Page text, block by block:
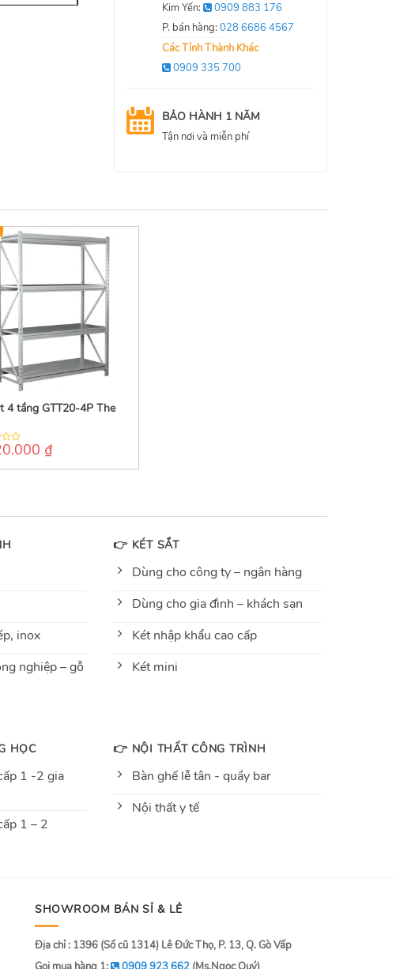
Kim Yến:
0909 883 176
P. bán hàng: 028 6686 4567
Các Tỉnh Thành Khác
0909 335 700
BẢO HÀNH 1 NĂM
Tận nơi và miễn phí
4 tầng GTT20-4P The
₫
inox
nghiệp – gỗ
👉 KÉT SẮT
Dùng cho công ty – ngân hàng
Dùng cho gia đình – khách sạn
Két nhập khẩu cao cấp
Két mini
HỌC
1 -2 gia
1 – 2
👉 NỘI THẤT CÔNG TRÌNH
Bàn ghế lễ tân - quầy bar
Nội thất y tế
SHOWROOM BÁN SỈ & LẺ
Địa chỉ : 1396 (Số cũ 1314) Lê Đức Thọ, P. 13, Q. Gò Vấp